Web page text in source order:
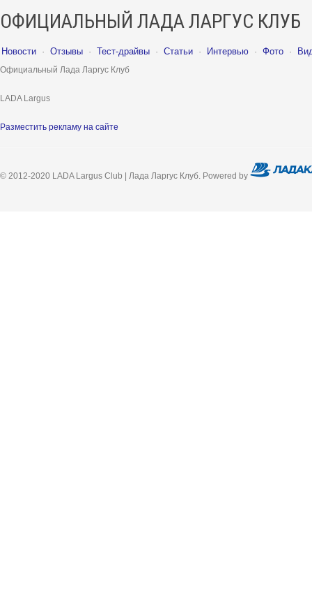
ОФИЦИАЛЬНЫЙ ЛАДА ЛАРГУС КЛУБ
Новости · Отзывы · Тест-драйвы · Статьи · Интервью · Фото ·
Официальный Лада Ларгус Клуб
LADA Largus
Разместить рекламу на сайте
© 2012-2020 LADA Largus Club | Лада Ларгус Клуб. Powered by